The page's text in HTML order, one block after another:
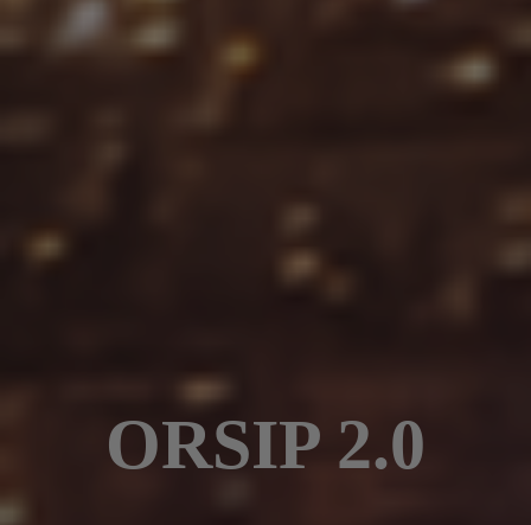
ORSIP 2.0